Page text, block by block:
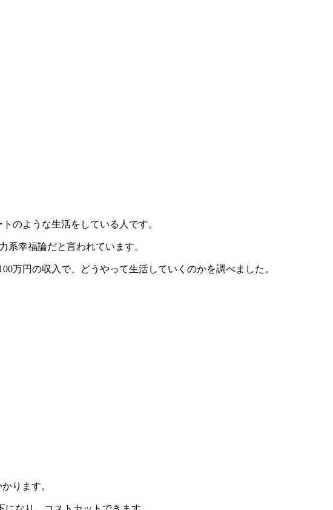
のような生活をしている人です。
系幸福論だと言われています。
万円の収入で、どうやって生活していくのかを調べました。
ります。